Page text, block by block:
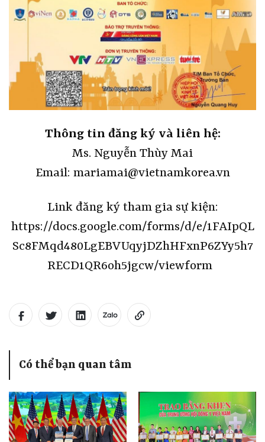
Thông tin đăng ký và liên hệ:
Ms. Nguyễn Thùy Mai
Email: mariamai@vietnamkorea.vn
Link đăng ký tham gia sự kiện:
https://docs.google.com/forms/d/e/1FAIpQL
Sc8FMqd480LgEBVUqyjDZhHFxnP6ZYy5h7
RECD1QR6oh5jgcw/viewform
Có thể bạn quan tâm